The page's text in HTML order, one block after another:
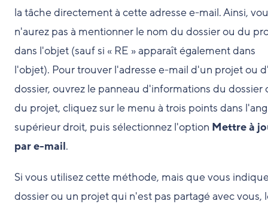
la tâche directement à cette adresse e-mail. Ainsi,
n'aurez pas à mentionner le nom du dossier ou du
dans l'objet (sauf si « RE » apparaît également dans
l'objet). Pour trouver l'adresse e-mail d'un projet ou
dossier, ouvrez le panneau d'informations du dossier
du projet, cliquez sur le menu à trois points dans
supérieur droit, puis sélectionnez l'option Mettre à
par e-mail.
Si vous utilisez cette méthode, mais que vous
dossier ou un projet qui n'est pas partagé avec vous,